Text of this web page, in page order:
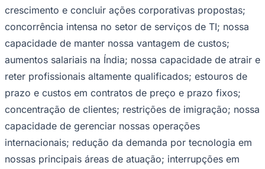
Santos
crescimento e concluir ações corporativas propostas;
concorrência intensa no setor de serviços de TI; nossa
capacidade de manter nossa vantagem de custos;
aumentos salariais na Índia; nossa capacidade de atrair e
reter profissionais altamente qualificados; estouros de
prazo e custos em contratos de preço e prazo fixos;
concentração de clientes; restrições de imigração; nossa
capacidade de gerenciar nossas operações
internacionais; redução da demanda por tecnologia em
nossas principais áreas de atuação; interrupções em